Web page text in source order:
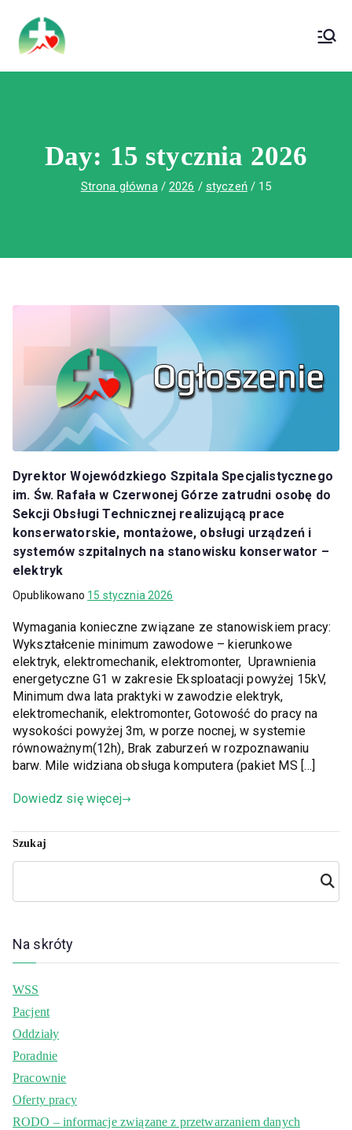
treści
Wojewódzki Szpital Specjalistyczny im.
Św. Rafała w Czerwonej Górze
Day: 15 stycznia 2026
Strona główna 2026 styczeń 15
Dyrektor Wojewódzkiego Szpitala Specjalistycznego
im. Św. Rafała w Czerwonej Górze zatrudni osobę do
Sekcji Obsługi Technicznej realizującą prace
konserwatorskie, montażowe, obsługi urządzeń i
systemów szpitalnych na stanowisku konserwator –
elektryk
Opublikowano 15 stycznia 2026
Wymagania konieczne związane ze stanowiskiem pracy:
Wykształcenie minimum zawodowe – kierunkowe
elektryk, elektromechanik, elektromonter, Uprawnienia
energetyczne G1 w zakresie Eksploatacji powyżej 15kV,
Minimum dwa lata praktyki w zawodzie elektryk,
elektromechanik, elektromonter, Gotowość do pracy na
wysokości powyżej 3m, w porze nocnej, w systemie
równoważnym(12h), Brak zaburzeń w rozpoznawaniu
barw. Mile widziana obsługa komputera (pakiet MS […]
Dowiedz się więcej
Szukaj
Szuka
j
Na skróty
WSS
Pacjent
Oddziały
Poradnie
Pracownie
Oferty pracy
RODO – informacje związane z przetwarzaniem danych